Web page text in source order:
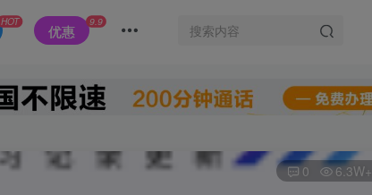
HOT
优惠
9.9
0 6.3W+